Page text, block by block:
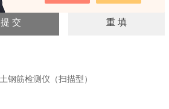
钢筋检测仪（扫描型）